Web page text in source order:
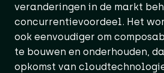
veranderingen in de markt
concurrentievoordeel. Het
ook eenvoudiger om
te bouwen en onderhouden,
opkomst van